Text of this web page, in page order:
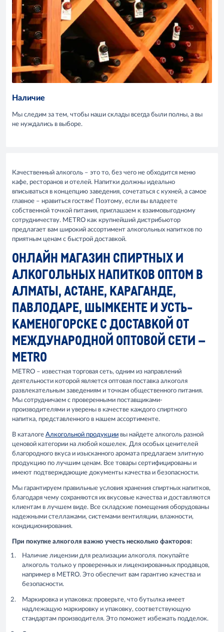
Наличие
Мы следим за тем, чтобы наши склады всегда были полны, а вы
не нуждались в выборе.
Качественный алкоголь – это то, без чего не обходится меню
кафе, ресторанов и отелей. Напитки должны идеально
вписываться в концепцию заведения, сочетаться с кухней, а самое
главное – нравиться гостям! Поэтому, если вы владеете
собственной точкой питания, приглашаем к взаимовыгодному
сотрудничеству. METRO как крупнейший дистрибьютор
предлагает вам широкий ассортимент алкогольных напитков по
приятным ценам с быстрой доставкой.
ОНЛАЙН МАГАЗИН СПИРТНЫХ И
АЛКОГОЛЬНЫХ НАПИТКОВ ОПТОМ В
АЛМАТЫ, АСТАНЕ, КАРАГАНДЕ,
ПАВЛОДАРЕ, ШЫМКЕНТЕ И УСТЬ-
КАМЕНОГОРСКЕ С ДОСТАВКОЙ ОТ
МЕЖДУНАРОДНОЙ ОПТОВОЙ СЕТИ –
METRO
METRO – известная торговая сеть, одним из направлений
деятельности которой является оптовая поставка алкоголя
развлекательным заведениям и точкам общественного питания.
Мы сотрудничаем с проверенными поставщиками-
производителями и уверены в качестве каждого спиртного
напитка, представленного в нашем ассортименте.
В каталоге Алкогольной продукции вы найдете алкоголь разной
ценовой категории на любой кошелек. Для особых ценителей
благородного вкуса и изысканного аромата предлагаем элитную
продукцию по лучшим ценам. Все товары сертифицированы и
имеют подтверждающие документы качества и безопасности.
Мы гарантируем правильные условия хранения спиртных напитков,
благодаря чему сохраняются их вкусовые качества и доставляются
клиентам в лучшем виде. Все складские помещения оборудованы
надежными стеллажами, системами вентиляции, влажности,
кондиционирования.
При покупке алкоголя важно учесть несколько факторов:
Наличие лицензии для реализации алкоголя. покупайте
алкоголь только у проверенных и лицензированных продавцов,
например в METRO. Это обеспечит вам гарантию качества и
безопасности.
Маркировка и упаковка: проверьте, что бутылка имеет
надлежащую маркировку и упаковку, соответствующую
стандартам производителя. Это поможет избежать подделок.